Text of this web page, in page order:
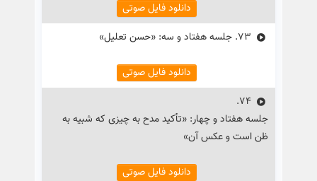
دانلود فایل صوتی
73. جلسه هفتاد و سه: «حسن تعلیل»
دانلود فایل صوتی
74.
جلسه هفتاد و چهار: «تأکید مدح به چیزی که شبیه به
ظن است و عکس آن»
دانلود فایل صوتی